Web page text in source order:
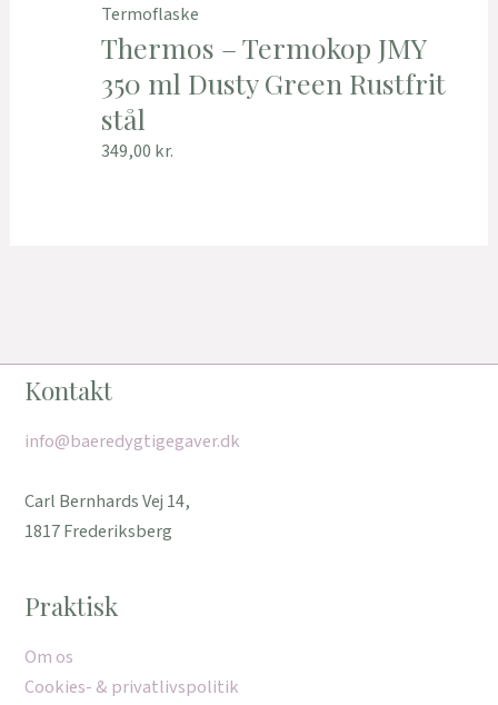
Termoflaske
Thermos – Termokop JMY
350 ml Dusty Green Rustfrit
stål
349,00 kr.
Kontakt
info@baeredygtigegaver.dk
Carl Bernhards Vej 14,
1817 Frederiksberg
Praktisk
Om os
Cookies- & privatlivspolitik